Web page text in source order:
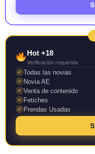
Hot +18
Verificación requerida
✓ Todas las novias
✓ Novia AE
✓ Venta de contenido
✓ Fetiches
✓ Prendas Usadas